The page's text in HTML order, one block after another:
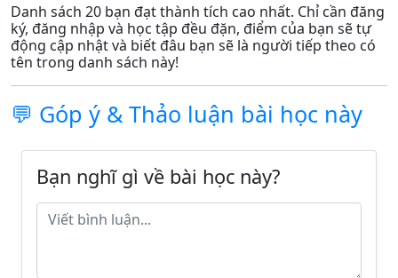
Danh sách 20 bạn đạt thành tích cao nhất. Chỉ cần đăng
ký, đăng nhập và học tập đều đặn, điểm của bạn sẽ tự
động cập nhật và biết đâu bạn sẽ là người tiếp theo có
tên trong danh sách này!
💬 Góp ý & Thảo luận bài học này
Bạn nghĩ gì về bài học này?